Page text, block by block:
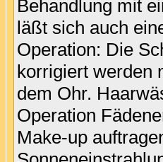
Behandlung mit
läßt sich auch
Operation: Die
korrigiert werden
dem Ohr.
Operation
Make-up